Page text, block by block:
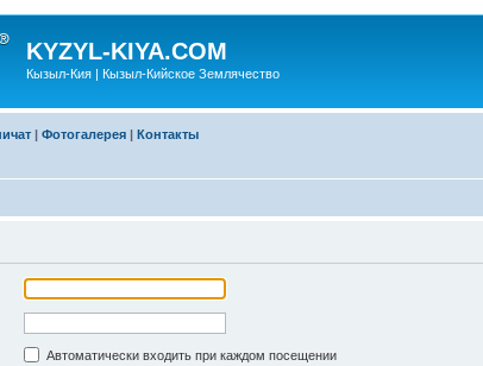
KYZYL-KIYA.COM
Кызыл-Кия | Кызыл-Кийское Землячество
| Фотогалерея | Контакты
Автоматически входить при каждом посещении